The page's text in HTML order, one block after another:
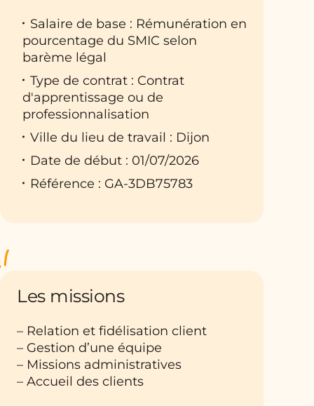
Salaire de base : Rémunération en
pourcentage du SMIC selon
barème légal
Type de contrat : Contrat
d'apprentissage ou de
professionnalisation
Ville du lieu de travail : Dijon
Date de début : 01/07/2026
Référence : GA-3DB75783
Les missions
– Relation et fidélisation client
– Gestion d’une équipe
– Missions administratives
– Accueil des clients